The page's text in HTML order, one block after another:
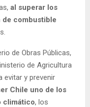
al superar los
de combustible
de Obras Públicas,
de Agricultura
evitar y prevenir
Chile uno de los
climático, los